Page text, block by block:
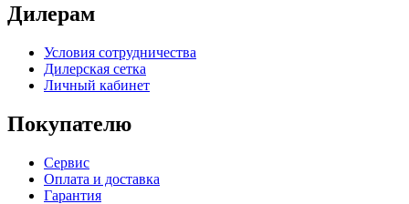
Дилерам
Условия сотрудничеcтва
Дилерская сетка
Личный кабинет
Покупателю
Сервис
Оплата и доставка
Гарантия